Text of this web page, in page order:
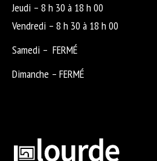
Jeudi – 8 h 30 à 18 h 00
Vendredi – 8 h 30 à 18 h 00
Samedi – FERMÉ
Dimanche – FERMÉ